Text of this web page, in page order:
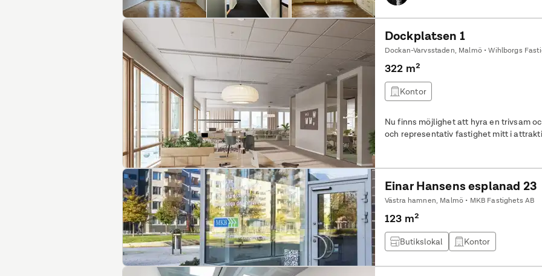
Dockplatsen 1
Dockan-Varvsstaden, Malmö • Wihlborgs
322 m²
Kontor
Nu finns möjlighet att hyra en trivsam
och representativ fastighet mitt i
Einar Hansens esplanad 23
Västra hamnen, Malmö • MKB Fastighets AB
123 m²
Butikslokal Kontor